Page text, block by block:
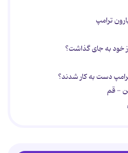
ترامپ
دست به کار شدند؟
- قم